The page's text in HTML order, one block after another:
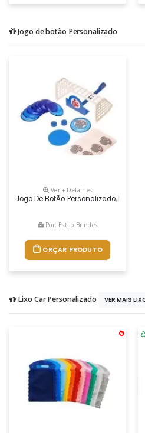
Jogo de botão Personalizado
Ver + Detalhes
Jogo De BotÃo Personalizado, Pode
Por: Estilo Brindes
ORÇAR PRODUTO
Lixo Car Personalizado VER MAIS